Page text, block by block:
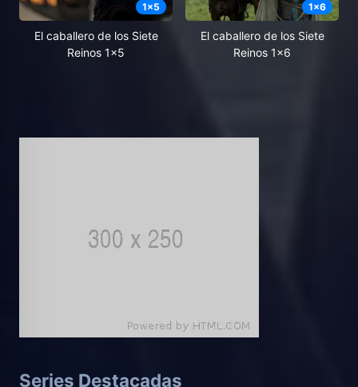
1x5
El caballero de los Siete
Reinos 1x5
1x6
El caballero de los Siete
Reinos 1x6
Series Destacadas